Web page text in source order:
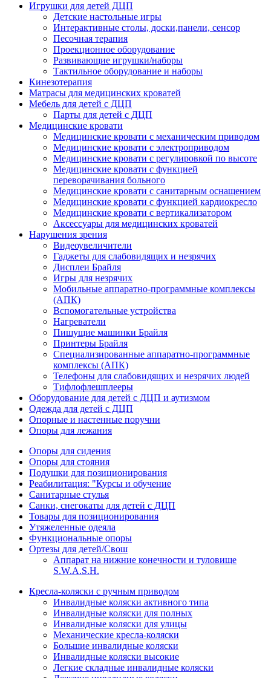
Игрушки для детей ДЦП
Детские настольные игры
Интерактивные столы, доски,панели, сенсор
Песочная терапия
Проекционное оборудование
Развивающие игрушки/наборы
Тактильное оборудование и наборы
Кинезотерапия
Матрасы для медицинских кроватей
Мебель для детей с ДЦП
Парты для детей с ДЦП
Медицинские кровати
Медицинские кровати с механическим приводом
Медицинские кровати с электроприводом
Медицинские кровати с регулировкой по высоте
Медицинские кровати с функцией
переворачивания больного
Медицинские кровати с санитарным оснащением
Медицинские кровати с функцией кардиокресло
Медицинские кровати с вертикализатором
Аксессуары для медицинских кроватей
Нарушения зрения
Видеоувеличители
Гаджеты для слабовидящих и незрячих
Дисплеи Брайля
Игры для незрячих
Мобильные аппаратно-программные комплексы
(АПК)
Вспомогательные устройства
Нагреватели
Пишущие машинки Брайля
Принтеры Брайля
Специализированные аппаратно-программные
комплексы (АПК)
Телефоны для слабовидящих и незрячих людей
Тифлофлешплееры
Оборудование для детей с ДЦП и аутизмом
Одежда для детей с ДЦП
Опорные и настенные поручни
Опоры для лежания
Опоры для сидения
Опоры для стояния
Подушки для позиционирования
Реабилитация: "Курсы и обучение
Санитарные стулья
Санки, снегокаты для детей с ДЦП
Товары для позиционирования
Утяжеленные одеяла
Функциональные опоры
Ортезы для детей/Свош
Аппарат на нижние конечности и туловище
S.W.A.S.H.
Кресла-коляски с ручным приводом
Инвалидные коляски активного типа
Инвалидные коляски для полных
Инвалидные коляски для улицы
Механические кресла-коляски
Большие инвалидные коляски
Инвалидные коляски высокие
Легкие складные инвалидные коляски